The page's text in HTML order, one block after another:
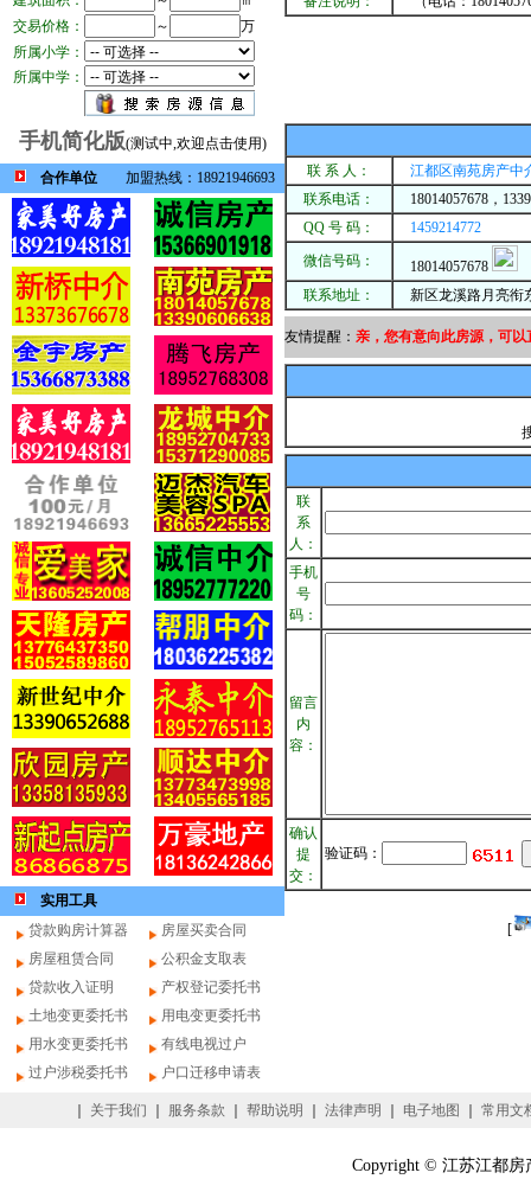
交易价格：
～
万
所属小学：
所属中学：
手机简化版(测试中,欢迎点击使用)
合作单位 加盟热线：18921946693
实用工具
贷款购房计算器
房屋买卖合同
房屋租赁合同
公积金支取表
贷款收入证明
产权登记委托书
土地变更委托书
用电变更委托书
用水变更委托书
有线电视过户
过户涉税委托书
户口迁移申请表
联 系 人：
江都区南苑房产中
联系电话：
18014057678，
QQ 号 码：
1459214772
微信号码：
18014057678
联系地址：
新区龙溪路月亮衔
友情提醒： 亲，您有意向此房源，可
联
系
人：
手机
号
码：
留言
内
容：
确认
提
交：
验证码：
[
关于我们 服务条款 帮助说明 法律声明 电子地图 常用文
Copyright © 江苏江都